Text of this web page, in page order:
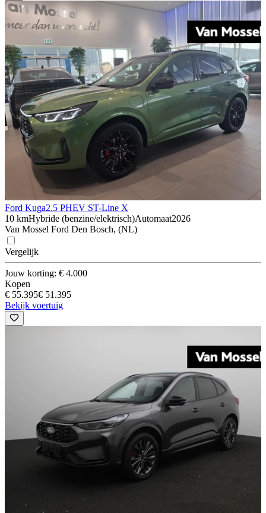
Ford Kuga2.5 PHEV ST-Line X
10 kmHybride (benzine/elektrisch)Automaat2026
Van Mossel Ford Den Bosch, (NL)
Vergelijk
Jouw korting: € 4.000
Kopen
€ 55.395€ 51.395
Bekijk voertuig